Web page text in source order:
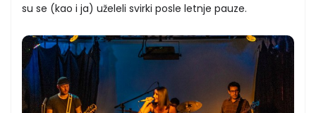
su se (kao i ja) uželeli svirki posle letnje pauze.